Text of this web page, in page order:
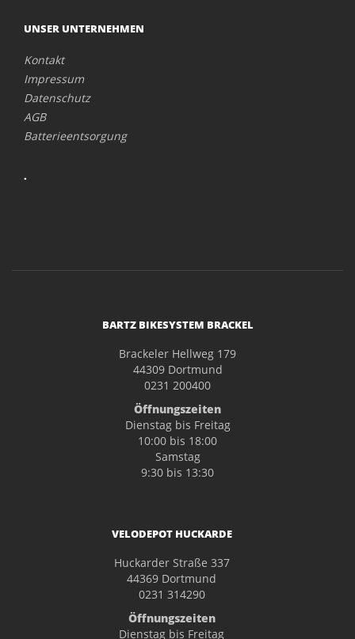
UNSER UNTERNEHMEN
Kontakt
Impressum
Datenschutz
AGB
Batterieentsorgung
.
BARTZ BIKESYSTEM BRACKEL
Brackeler Hellweg 179
44309 Dortmund
0231 200400
Öffnungszeiten
Dienstag bis Freitag
10:00 bis 18:00
Samstag
9:30 bis 13:30
VELODEPOT HUCKARDE
Huckarder Straße 337
44369 Dortmund
0231 314290
Öffnungszeiten
Dienstag bis Freitag